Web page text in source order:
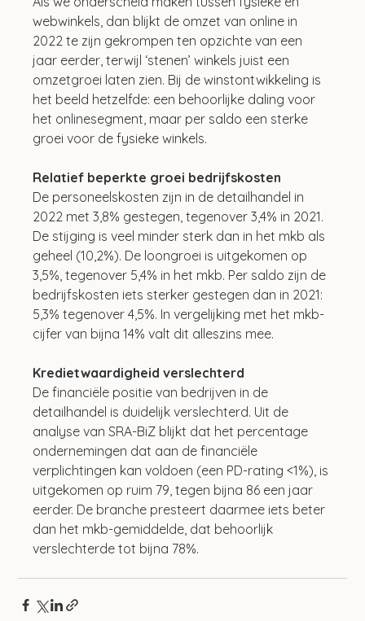
webwinkels, dan blijkt de omzet van online in
2022 te zijn gekrompen ten opzichte van een
jaar eerder, terwijl ‘stenen’ winkels juist een
omzetgroei laten zien. Bij de winstontwikkeling is
het beeld hetzelfde: een behoorlijke daling voor
het onlinesegment, maar per saldo een sterke
groei voor de fysieke winkels.
Relatief beperkte groei bedrijfskosten
De personeelskosten zijn in de detailhandel in
2022 met 3,8% gestegen, tegenover 3,4% in 2021.
De stijging is veel minder sterk dan in het mkb als
geheel (10,2%). De loongroei is uitgekomen op
3,5%, tegenover 5,4% in het mkb. Per saldo zijn de
bedrijfskosten iets sterker gestegen dan in 2021:
5,3% tegenover 4,5%. In vergelijking met het mkb-
cijfer van bijna 14% valt dit alleszins mee.
Kredietwaardigheid verslechterd
De financiële positie van bedrijven in de
detailhandel is duidelijk verslechterd. Uit de
analyse van SRA-BiZ blijkt dat het percentage
ondernemingen dat aan de financiële
verplichtingen kan voldoen (een PD-rating <1%), is
uitgekomen op ruim 79, tegen bijna 86 een jaar
eerder. De branche presteert daarmee iets beter
dan het mkb-gemiddelde, dat behoorlijk
verslechterde tot bijna 78%.